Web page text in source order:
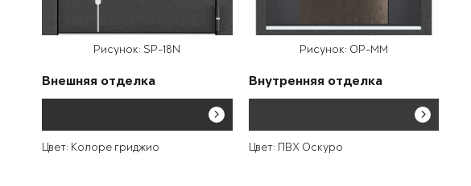
Рисунок: SP-18N
Внешняя отделка
Цвет: Колоре гриджио
Рисунок: OP-MM
Внутренняя отделка
Цвет: ПВХ Оскуро